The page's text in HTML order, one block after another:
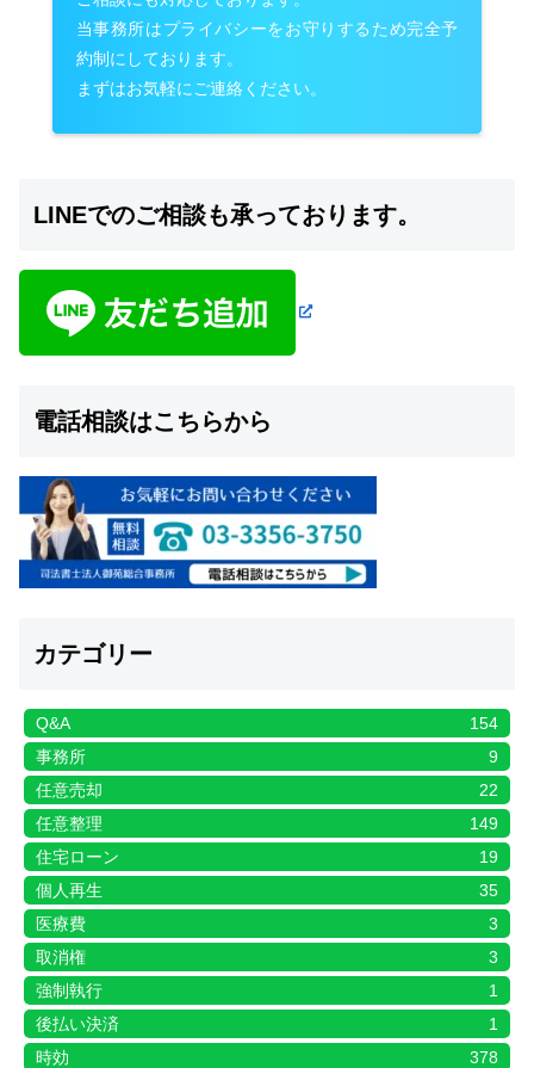
当事務所はプライバシーをお守りするため完全予
約制にしております。
まずはお気軽にご連絡ください。
LINEでのご相談も承っております。
電話相談はこちらから
カテゴリー
Q&A
154
事務所
9
任意売却
22
任意整理
149
住宅ローン
19
個人再生
35
医療費
3
取消権
3
強制執行
1
後払い決済
1
時効
378